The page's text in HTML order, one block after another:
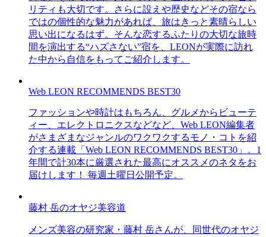
リティも大切です。さらに設えや歴史などその宿なら
ではの個性的な魅力があれば、旅はきっと素晴らしい
思い出になるはず。そんな恋するふたりの大切な旅時
間を演出する“ハズさない”宿を、LEONが実際に訪れ
た中から自信をもってご紹介します。
Web LEON RECOMMENDS BEST30
ファッションや時計はもちろん、グルメからビューテ
ィー、エレクトロニクスなどなど、Web LEON編集者
がさまざまなジャンルのワクワクするモノ・コトを紹
介する連載「Web LEON RECOMMENDS BEST30」。1
年間で計30本に厳選された最高にオススメのネタをお
届けします！ 毎週土曜日公開予定。
藤村 岳のオヤジ美容道
メンズ美容の研究家・藤村 岳さんが、同世代のオヤジ